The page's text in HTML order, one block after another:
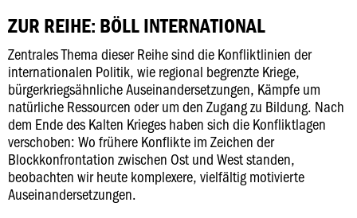
ZUR REIHE: BÖLL INTERNATIONAL
Zentrales Thema dieser Reihe sind die Konfliktlinien der
internationalen Politik, wie regional begrenzte Kriege,
bürgerkriegsähnliche Auseinandersetzungen, Kämpfe um
natürliche Ressourcen oder um den Zugang zu Bildung. Nach
dem Ende des Kalten Krieges haben sich die Konfliktlagen
verschoben: Wo frühere Konflikte im Zeichen der
Blockkonfrontation zwischen Ost und West standen,
beobachten wir heute komplexere, vielfältig motivierte
Auseinandersetzungen.